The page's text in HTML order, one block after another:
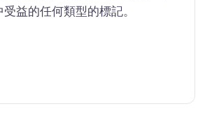
益的任何類型的標記。